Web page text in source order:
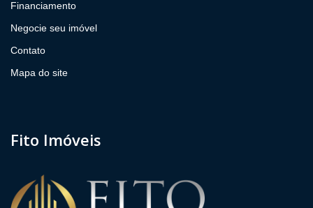
Financiamento
Negocie seu imóvel
Contato
Mapa do site
Fito Imóveis